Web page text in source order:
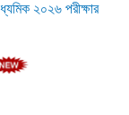
২০২৬ পরীক্ষার